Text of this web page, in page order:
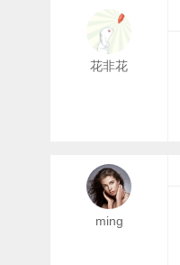
花非花
ming